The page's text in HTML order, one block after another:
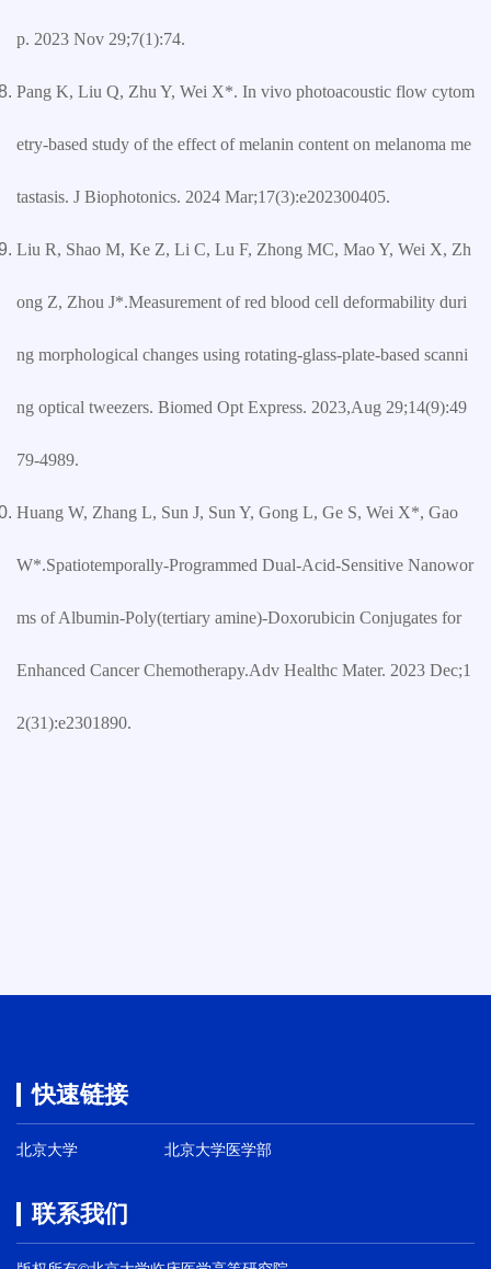
p. 2023 Nov 29;7(1):74.
Pang K, Liu Q, Zhu Y, Wei X*. In vivo photoacoustic flow cytom
etry-based study of the effect of melanin content on melanoma me
tastasis. J Biophotonics. 2024 Mar;17(3):e202300405.
Liu R, Shao M, Ke Z, Li C, Lu F, Zhong MC, Mao Y, Wei X, Zh
ong Z, Zhou J*.Measurement of red blood cell deformability duri
ng morphological changes using rotating-glass-plate-based scanni
ng optical tweezers. Biomed Opt Express. 2023,Aug 29;14(9):49
79-4989.
Huang W, Zhang L, Sun J, Sun Y, Gong L, Ge S, Wei X*, Gao
W*.Spatiotemporally-Programmed Dual-Acid-Sensitive Nanowor
ms of Albumin-Poly(tertiary amine)-Doxorubicin Conjugates for
Enhanced Cancer Chemotherapy.Adv Healthc Mater. 2023 Dec;1
2(31):e2301890.
快速链接
北京大学 北京大学医学部
联系我们